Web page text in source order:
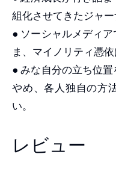
組化させてきたジャー
● ソーシャルメディ
ま、マイノリティ憑依
● みな自分の立ち位
やめ、各人独自の方
い。
レビュー